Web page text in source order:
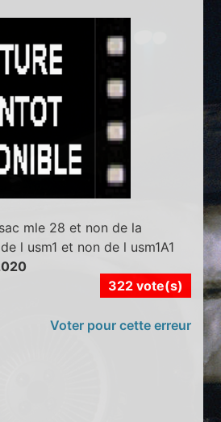
mle 28 et non de la
l usm1 et non de l usm1A1
322 vote(s)
Voter pour cette erreur